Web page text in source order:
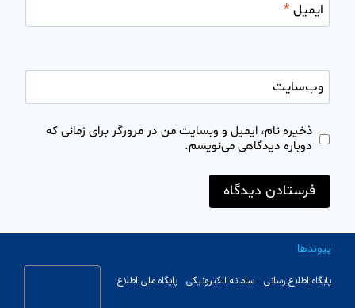
ایمیل*
وب‌سایت
ذخیره نام، ایمیل و وبسایت من در مرورگر برای زمانی که
دوباره دیدگاهی می‌نویسم.
پیوندها
پایگاه اطلاع رسانی سامانه الکترونیکی پایگاه ملی اطلاع